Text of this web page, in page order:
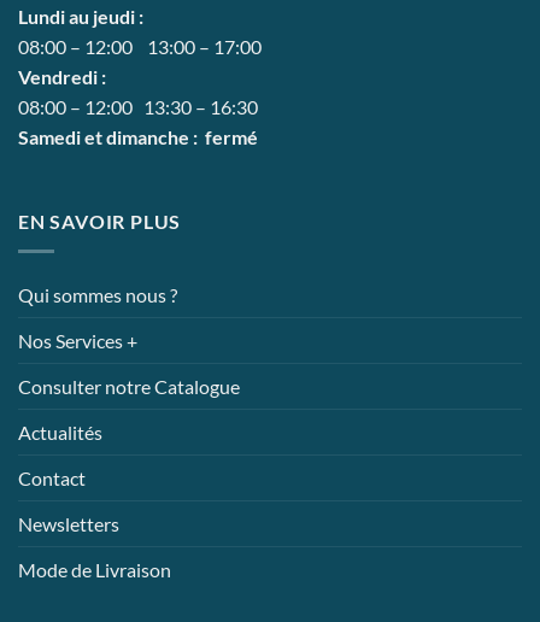
Lundi au jeudi :
08:00 – 12:00 13:00 – 17:00
Vendredi :
08:00 – 12:00 13:30 – 16:30
Samedi et dimanche : fermé
EN SAVOIR PLUS
Qui sommes nous ?
Nos Services +
Consulter notre Catalogue
Actualités
Contact
Newsletters
Mode de Livraison